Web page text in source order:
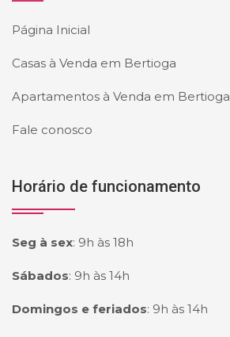
Página Inicial
Casas à Venda em Bertioga
Apartamentos à Venda em Bertioga
Fale conosco
Horário de funcionamento
Seg à sex: 9h às 18h
Sábados: 9h às 14h
Domingos e feriados: 9h às 14h